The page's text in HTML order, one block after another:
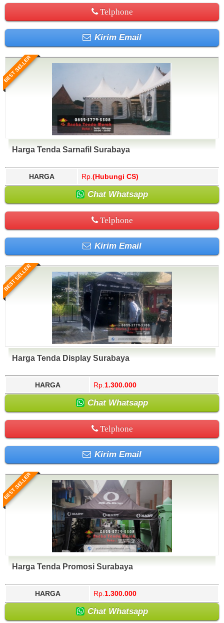
Telphone
Kirim Email
BEST SELLER
Harga Tenda Sarnafil Surabaya
HARGA Rp. (Hubungi CS)
Chat Whatsapp
Telphone
Kirim Email
BEST SELLER
Harga Tenda Display Surabaya
HARGA Rp. 1.300.000
Chat Whatsapp
Telphone
Kirim Email
BEST SELLER
Harga Tenda Promosi Surabaya
HARGA Rp. 1.300.000
Chat Whatsapp